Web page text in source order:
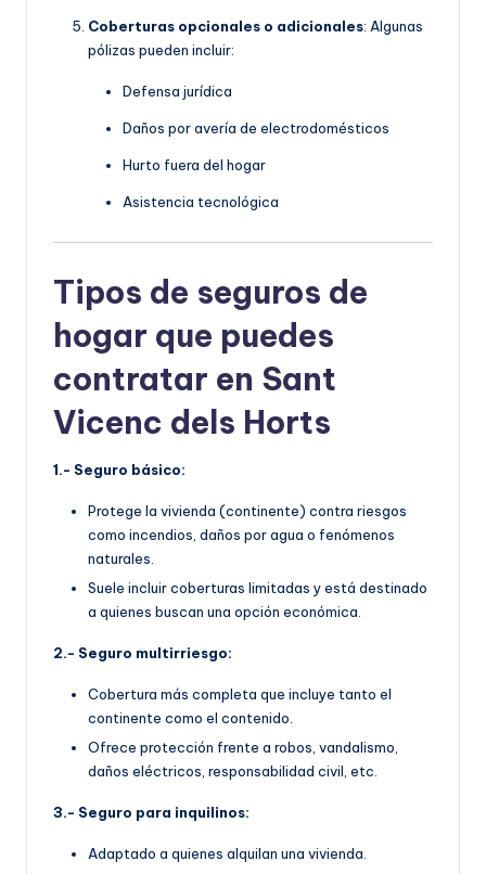
Coberturas opcionales o adicionales: Algunas
pólizas pueden incluir:
Defensa jurídica
Daños por avería de electrodomésticos
Hurto fuera del hogar
Asistencia tecnológica
Tipos de seguros de
hogar que puedes
contratar en Sant
Vicenc dels Horts
1.- Seguro básico:
Protege la vivienda (continente) contra riesgos
como incendios, daños por agua o fenómenos
naturales.
Suele incluir coberturas limitadas y está destinado
a quienes buscan una opción económica.
2.- Seguro multirriesgo:
Cobertura más completa que incluye tanto el
continente como el contenido.
Ofrece protección frente a robos, vandalismo,
daños eléctricos, responsabilidad civil, etc.
3.- Seguro para inquilinos:
Adaptado a quienes alquilan una vivienda.